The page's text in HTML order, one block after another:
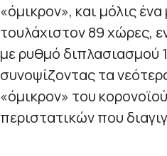
«όμικρον», και μόλις
τουλάχιστον 89 χώρες,
με ρυθμό διπλασιασμού
συνοψίζοντας τα
«όμικρον» του
περιστατικών που